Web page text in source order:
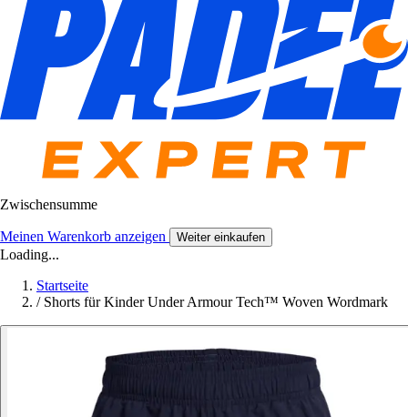
Zwischensumme
Meinen Warenkorb anzeigen Weiter einkaufen
Loading...
Startseite
/ Shorts für Kinder Under Armour Tech™ Woven Wordmark